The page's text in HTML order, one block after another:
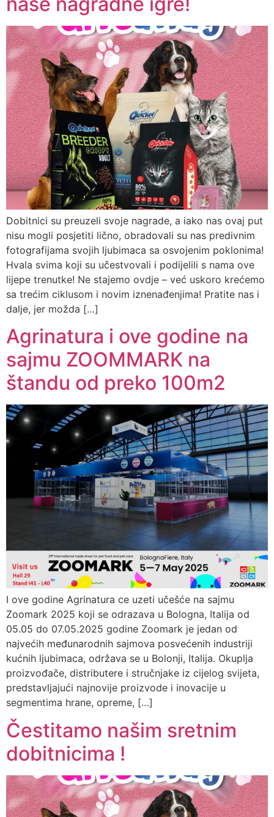
Dobitnici su preuzeli svoje nagrade, a iako nas ovaj put
nisu mogli posjetiti lično, obradovali su nas predivnim
fotografijama svojih ljubimaca sa osvojenim poklonima!
Hvala svima koji su učestvovali i podijelili s nama ove
lijepe trenutke! Ne stajemo ovdje – već uskoro krećemo
sa trećim ciklusom i novim iznenađenjima! Pratite nas i
dalje, jer možda […]
Agrinatura i ove godine na
sajmu ZOOMMARK na
štandu od preko 100m2
I ove godine Agrinatura ce uzeti učešće na sajmu
Zoomark 2025 koji se odrazava u Bologna, Italija od
05.05 do 07.05.2025 godine Zoomark je jedan od
najvećih međunarodnih sajmova posvećenih industriji
kućnih ljubimaca, održava se u Bolonji, Italija. Okuplja
proizvođače, distributere i stručnjake iz cijelog svijeta,
predstavljajući najnovije proizvode i inovacije u
segmentima hrane, opreme, […]
Čestitamo našim sretnim
dobitnicima !